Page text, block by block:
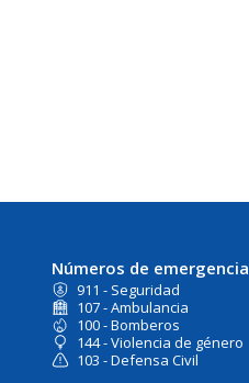
Números de emergencia
911 - Seguridad
107 - Ambulancia
100 - Bomberos
144 - Violencia de género
103 - Defensa Civil